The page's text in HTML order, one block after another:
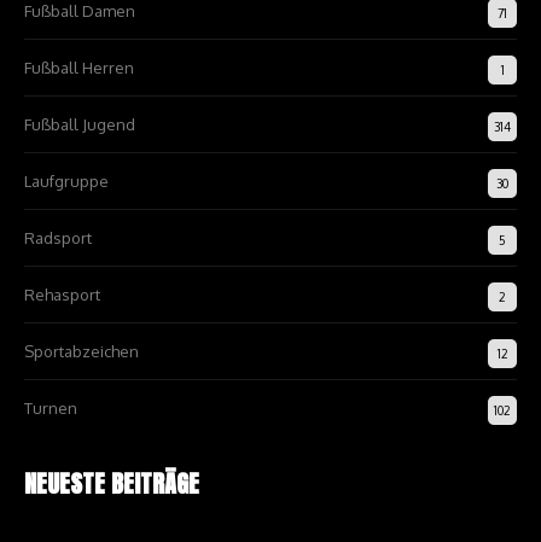
Fußball Damen 71
Fußball Herren 1
Fußball Jugend 314
Laufgruppe 30
Radsport 5
Rehasport 2
Sportabzeichen 12
Turnen 102
NEUESTE BEITRÄGE